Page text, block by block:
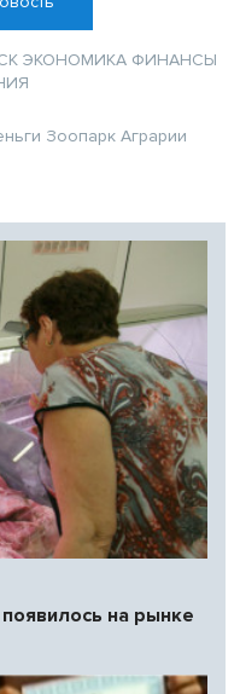
ЭКОНОМИКА ФИНАНСЫ
Зоопарк Аграрии
на рынке